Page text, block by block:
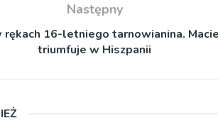
Następny
16-letniego tarnowianina.
triumfuje w Hiszpanii